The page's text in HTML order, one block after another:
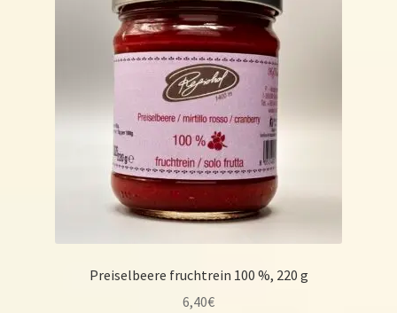
Preiselbeere fruchtrein 100 %, 220 g
6,40€